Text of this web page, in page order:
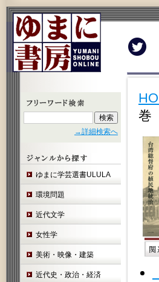
→詳細検索へ
ゆまに学芸選書ULULA
環境問題
近代文学
女性学
美術・映像・建築
近代史・政治・経済
巻